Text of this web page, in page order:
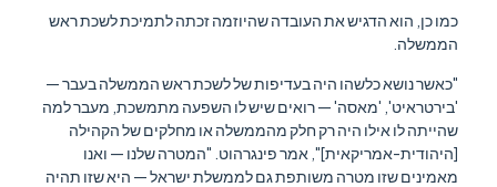
כמו כן, הוא הדגיש את העובדה שהיוזמה זכתה לתמיכת לשכת ראש
הממשלה.
"כאשר נושא כלשהו היה בעדיפות של לשכת ראש הממשלה בעבר —
'בירטראיט', 'מאסה' — רואים שיש לו השפעה מתמשכת, מעבר למה
שהייתה לו אילו היה רק חלק מהממשלה או מחלקים של הקהילה
[היהודית-אמריקאית]", אמר פינגרהוט. "המטרה שלנו — ואנו
מאמינים שזו מטרה משותפת גם לממשלת ישראל — היא שזו תהיה